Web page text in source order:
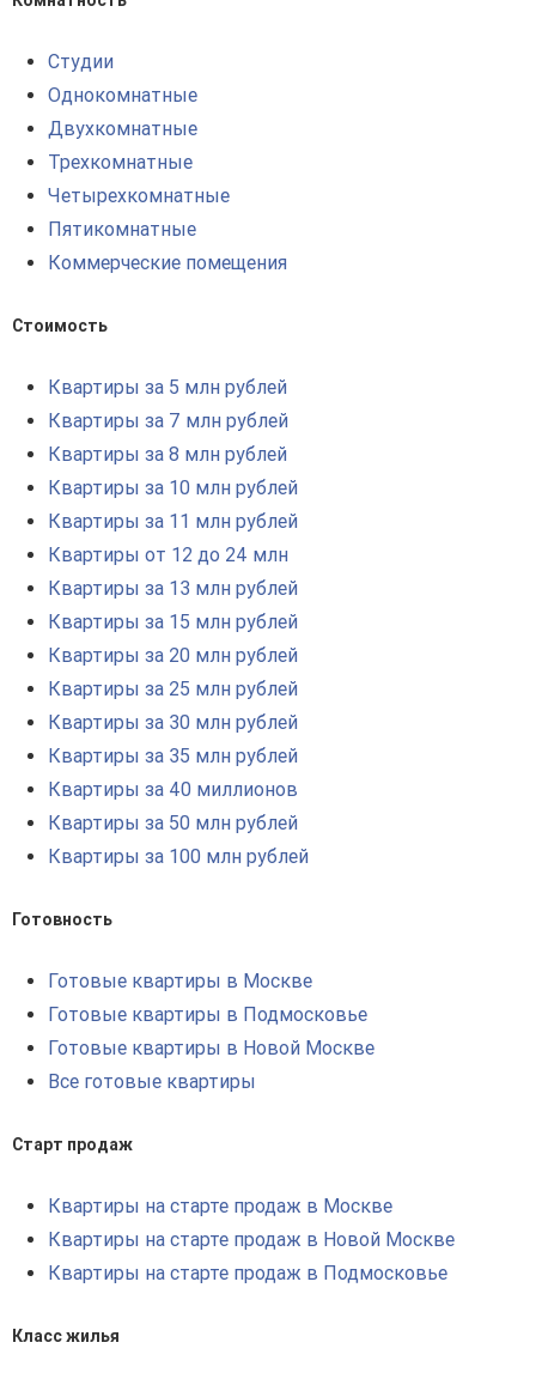
Студии
Однокомнатные
Двухкомнатные
Трехкомнатные
Четырехкомнатные
Пятикомнатные
Коммерческие помещения
Стоимость
Квартиры за 5 млн рублей
Квартиры за 7 млн рублей
Квартиры за 8 млн рублей
Квартиры за 10 млн рублей
Квартиры за 11 млн рублей
Квартиры от 12 до 24 млн
Квартиры за 13 млн рублей
Квартиры за 15 млн рублей
Квартиры за 20 млн рублей
Квартиры за 25 млн рублей
Квартиры за 30 млн рублей
Квартиры за 35 млн рублей
Квартиры за 40 миллионов
Квартиры за 50 млн рублей
Квартиры за 100 млн рублей
Готовность
Готовые квартиры в Москве
Готовые квартиры в Подмосковье
Готовые квартиры в Новой Москве
Все готовые квартиры
Старт продаж
Квартиры на старте продаж в Москве
Квартиры на старте продаж в Новой Москве
Квартиры на старте продаж в Подмосковье
Класс жилья